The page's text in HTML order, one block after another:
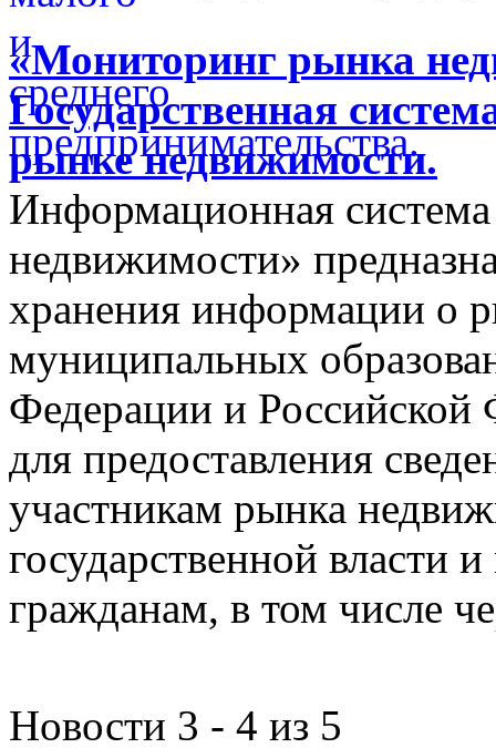
«Мониторинг рынка
Государственная
рынке недвижимости.
Информационная
недвижимости»
хранения информации о
муниципальных
Федерации и Российской
для предоставления
участникам рынка
государственной власти
гражданам, в том числе
Новости 3 - 4 из 5